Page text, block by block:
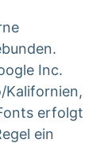
Inc.
Kalifornien,
erfolgt
ein